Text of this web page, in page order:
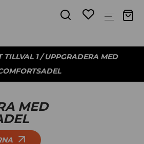
1 / UPPGRADERA MED
MED